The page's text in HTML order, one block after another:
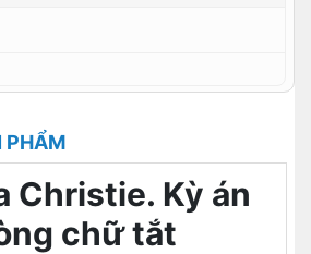
PHẨM
Christie. Kỳ án
chữ tắt